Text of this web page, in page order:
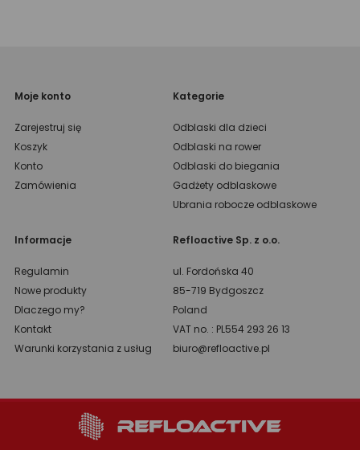
Moje konto
Zarejestruj się
Koszyk
Konto
Zamówienia
Kategorie
Odblaski dla dzieci
Odblaski na rower
Odblaski do biegania
Gadżety odblaskowe
Ubrania robocze odblaskowe
Informacje
Regulamin
Nowe produkty
Dlaczego my?
Kontakt
Warunki korzystania z usług
Refloactive Sp. z o.o.
ul. Fordońska 40
85-719 Bydgoszcz
Poland
VAT no. : PL554 293 26 13
biuro@refloactive.pl